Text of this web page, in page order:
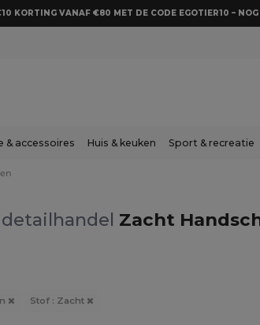
KORTING VANAF €80 MET DE CODE EGOTIER10 –
& accessoires Huis & keuken Sport & recreatie
Zacht
Stof : Zacht